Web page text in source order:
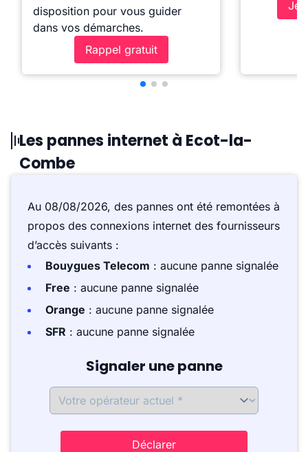
disposition pour vous guider
dans vos démarches.
Rappel gratuit
Je
Les pannes internet à Ecot-la-
Combe
Au 08/08/2026, des pannes ont été remontées à
propos des connexions internet des fournisseurs
d’accès suivants :
Bouygues Telecom : aucune panne signalée
Free : aucune panne signalée
Orange : aucune panne signalée
SFR : aucune panne signalée
Signaler une panne
Déclarer